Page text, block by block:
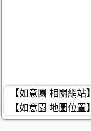
【如意園 相關網站】
【如意園 地圖位置】